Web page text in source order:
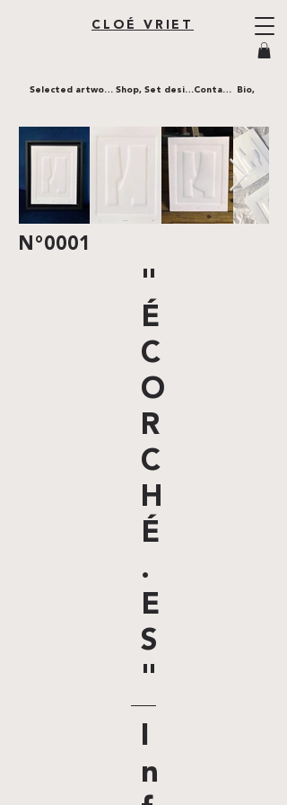
CLOÉ VRIET
Contact,
Selected artworks, Shop, Set design, Bio,
N°0001
"
É
C
O
R
C
H
É
.
E
S
"
I
n